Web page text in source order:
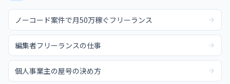
ノーコード案件で月50万稼ぐフリーランス
編集者フリーランスの仕事
個人事業主の屋号の決め方